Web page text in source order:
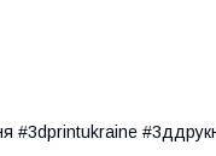
#3dprintukraine